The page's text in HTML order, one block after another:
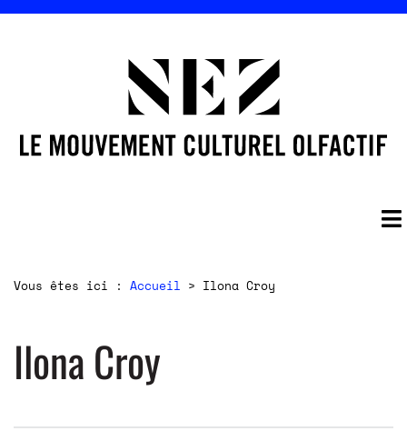
Vous êtes ici : Accueil > Ilona Croy
Ilona Croy